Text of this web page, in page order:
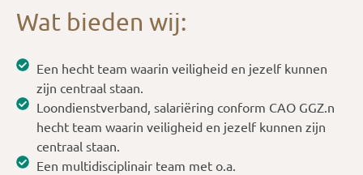
Wat bieden wij:
Een hecht team waarin veiligheid en jezelf kunnen
zijn centraal staan.
Loondienstverband, salariëring conform CAO GGZ.n
hecht team waarin veiligheid en jezelf kunnen zijn
centraal staan.
Een multidisciplinair team met o.a.